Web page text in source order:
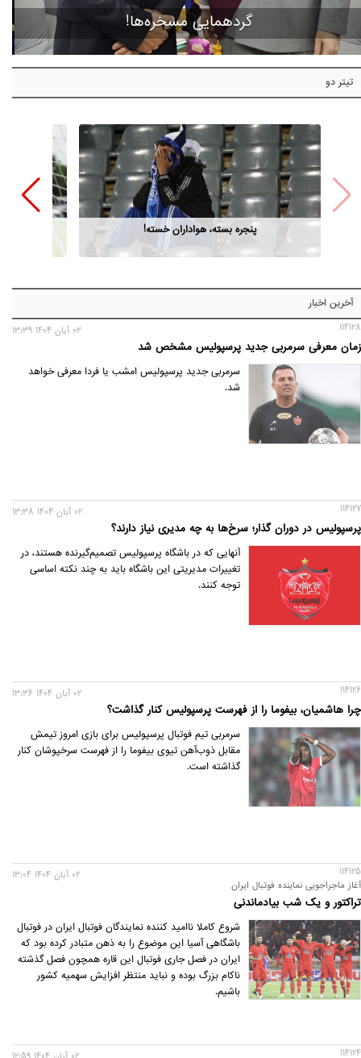
گردهمایی مسخره‌ها!
تیتر دو
پنجره بسته، هواداران خسته!
آخرین اخبار
114128
زمان معرفی سرمربی جدید پرسپولیس مشخص شد
02 آبان 1404 13:39
سرمربی جدید پرسپولیس امشب یا فردا معرفی خواهد
شد.
114127
پرسپولیس در دوران گذار؛ سرخ‌ها به چه مدیری نیاز دارند؟
02 آبان 1404 13:38
آنهایی که در باشگاه پرسپولیس تصمیم‌گیرنده هستند، در
تغییرات مدیریتی این باشگاه باید به چند نکته اساسی
توجه کنند.
114126
چرا هاشمیان، بیفوما را از فهرست پرسپولیس کنار گذاشت؟
02 آبان 1404 13:36
سرمربی تیم فوتبال پرسپولیس برای بازی امروز تیمش
مقابل ذوب‌آهن تیوی بیفوما را از فهرست سرخپوشان کنار
گذاشته است.
114125
آغاز ماجراجویی نماینده فوتبال ایران
تراکتور و یک شب بیادماندنی
02 آبان 1404 13:04
شروع کاملا ناامید کننده نمایندگان فوتبال ایران در فوتبال
باشگاهی آسیا این موضوع را به ذهن متبادر کرده بود که
ایران در فصل جاری فوتبال این قاره همچون فصل گذشته
ناکام بزرگ بوده و نباید منتظر افزایش سهمیه کشور
باشیم.
114124